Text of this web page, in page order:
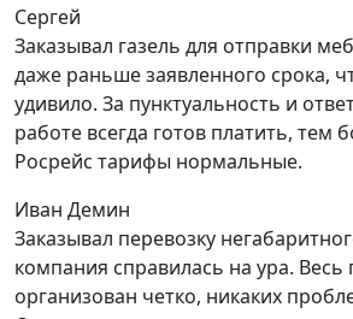
Сергей
Заказывал газель для отправки
даже раньше заявленного срока,
удивило. За пунктуальность и
работе всегда готов платить, тем
Росрейс тарифы нормальные.
Иван Демин
Заказывал перевозку
компания справилась на ура. Весь
организован четко, никаких